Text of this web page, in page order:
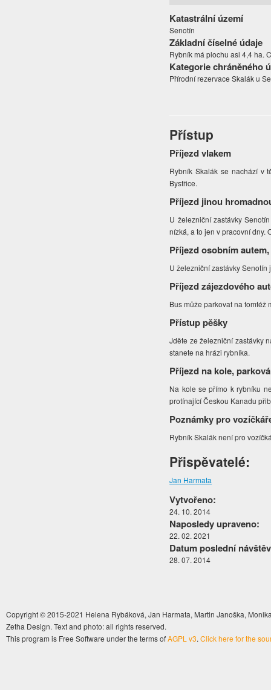
Katastrální území
Senotín
Základní číselné údaje
Rybník má plochu asi 4,4 ha.
Kategorie chráněného
Přírodní rezervace Skalák u
Přístup
Příjezd vlakem
Rybník Skalák se nachází v
Bystřice.
Příjezd jinou
U železniční zastávky
nízká, a to jen v pracovní dny.
Příjezd osobním
U železniční zastávky
Příjezd zájezdového
Bus může parkovat na tomtéž
Přístup pěšky
Jděte ze železniční zastávky
stanete na hrázi rybníka.
Příjezd na kole,
Na kole se přímo k rybníku
protínající Českou Kanadu
Poznámky pro
Rybník Skalák není pro
Přispěvatelé:
Jan Harmata
Vytvořeno:
24. 10. 2014
Naposledy upraveno:
22. 02. 2021
Datum poslední
28. 07. 2014
Copyright © 2015-2021 Helena Rybáková, Jan Harmata, Martin Janoška,
Zetha Design. Text and photo: all rights reserved.
This program is Free Software under the terms ofAGPL v3. Click here for the